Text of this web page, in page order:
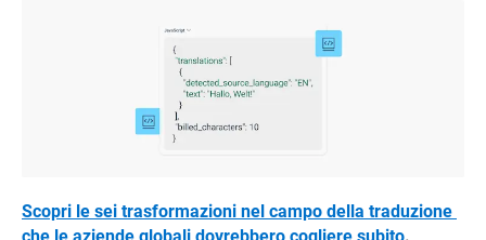
Scopri le sei trasformazioni nel campo della traduzione